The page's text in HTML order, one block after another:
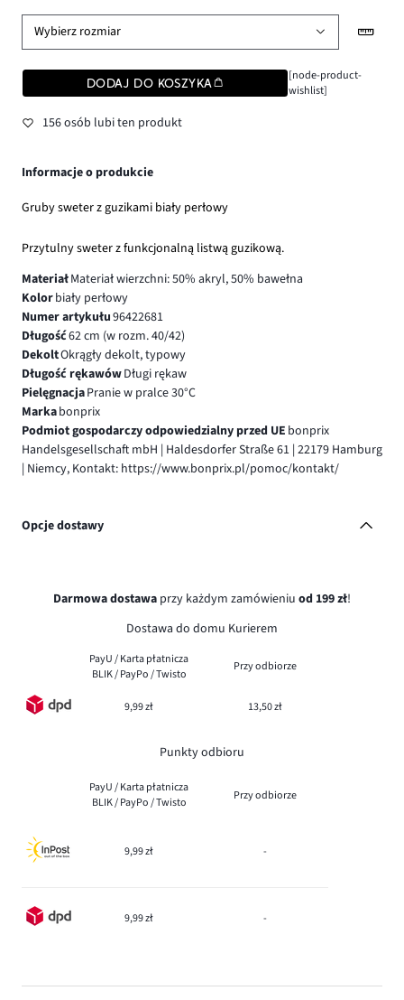
Wybierz rozmiar
DODAJ DO KOSZYKA
[node-product-
wishlist]
156 osób lubi ten produkt
Informacje o produkcie
Gruby sweter z guzikami biały perłowy
Przytulny sweter z funkcjonalną listwą guzikową.
MateriałMateriał wierzchni: 50% akryl, 50% bawełna
Kolorbiały perłowy
Numer artykułu96422681
Długość62 cm (w rozm. 40/42)
DekoltOkrągły dekolt, typowy
Długość rękawówDługi rękaw
PielęgnacjaPranie w pralce 30°C
Markabonprix
Podmiot gospodarczy odpowiedzialny przed UE bonprix
Handelsgesellschaft mbH | Haldesdorfer Straße 61 | 22179 Hamburg
| Niemcy, Kontakt: https://www.bonprix.pl/pomoc/kontakt/
Opcje dostawy
Darmowa dostawa przy każdym zamówieniu od 199 zł!
Dostawa do domu Kurierem
PayU / Karta płatnicza
BLIK / PayPo / Twisto
Przy odbiorze
9,99 zł 13,50 zł
Punkty odbioru
PayU / Karta płatnicza
BLIK / PayPo / Twisto
Przy odbiorze
9,99 zł -
9,99 zł -